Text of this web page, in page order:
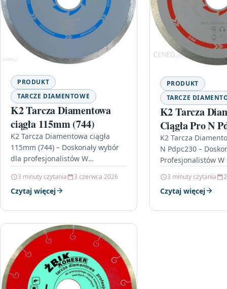
PRODUKT
TARCZE DIAMENTOWE
K2 Tarcza Diamentowa
ciągła 115mm (744)
K2 Tarcza Diamentowa ciągła
115mm (744) – Doskonały wybór
dla profesjonalistów W
i wydajność prac budowlanych są
na pierwszym miejscu,…
3 minuty czytania 3 czerwca 2026
Czytaj więcej
PRODUKT
TARCZE
K2 Tarcza
Ciągła Pro N
Npdpc230
K2 Tarcza
N Pdpc230 –
Profesjonalistów W
remontowych,
odpowiednich
3 minuty czytania
Czytaj więcej